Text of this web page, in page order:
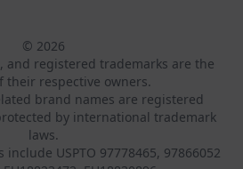
© 2026
and registered trademarks are the
their respective owners.
brand names are registered
by international trademark
laws.
USPTO 97778465, 97866052